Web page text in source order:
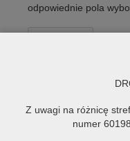
odpowiednie pola
Z uwagi na różnicę
numer